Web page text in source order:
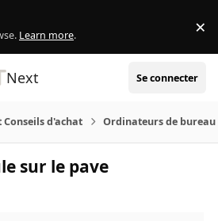
Learn more. ×
Next Se connecter
d'achat Ordinateurs de bureau
sur le pave